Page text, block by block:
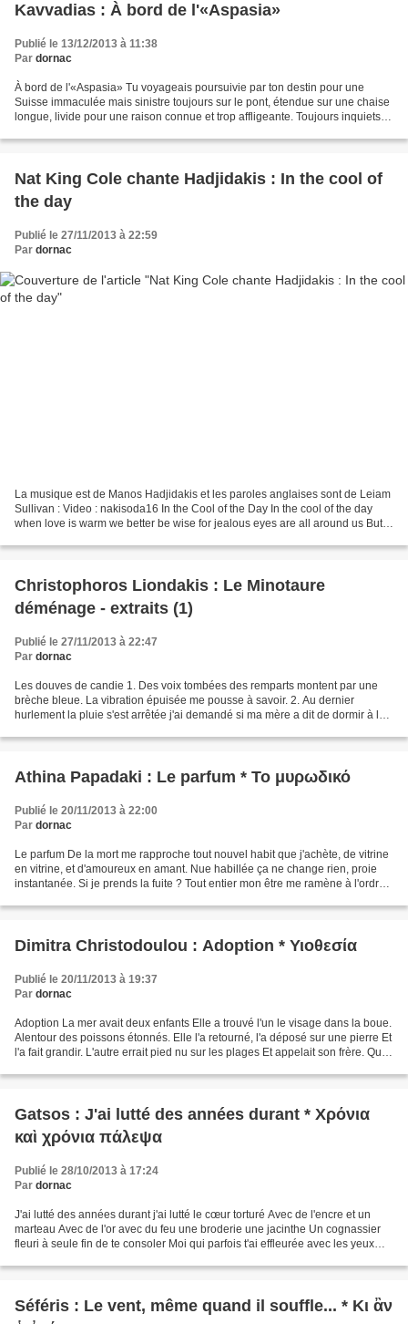
Kavvadias : À bord de l'«Aspasia»
Publié le 13/12/2013 à 11:38
Par dornac
À bord de l'«Aspasia» Tu voyageais poursuivie par ton destin pour une
Suisse immaculée mais sinistre toujours sur le pont, étendue sur une chaise
longue, livide pour une raison connue et trop affligeante. Toujours inquiets,
Nat King Cole chante Hadjidakis : In the cool of
the day
Publié le 27/11/2013 à 22:59
Par dornac
La musique est de Manos Hadjidakis et les paroles anglaises sont de Leiam
Sullivan : Video : nakisoda16 In the Cool of the Day In the cool of the day
when love is warm we better be wise for jealous eyes are all around us But
Christophoros Liondakis : Le Minotaure
déménage - extraits (1)
Publié le 27/11/2013 à 22:47
Par dornac
Les douves de candie 1. Des voix tombées des remparts montent par une
brèche bleue. La vibration épuisée me pousse à savoir. 2. Au dernier
hurlement la pluie s'est arrêtée j'ai demandé si ma mère a dit de dormir à la
Athina Papadaki : Le parfum * Το μυρωδικό
Publié le 20/11/2013 à 22:00
Par dornac
Le parfum De la mort me rapproche tout nouvel habit que j'achète, de vitrine
en vitrine, et d'amoureux en amant. Nue habillée ça ne change rien, proie
instantanée. Si je prends la fuite ? Tout entier mon être me ramène à l'ordre.
Dimitra Christodoulou : Adoption * Υιοθεσία
Publié le 20/11/2013 à 19:37
Par dornac
Adoption La mer avait deux enfants Elle a trouvé l'un le visage dans la boue.
Alentour des poissons étonnés. Elle l'a retourné, l'a déposé sur une pierre Et
l'a fait grandir. L'autre errait pied nu sur les plages Et appelait son frère. Qui
Gatsos : J'ai lutté des années durant * Χρόνια
καὶ χρόνια πάλεψα
Publié le 28/10/2013 à 17:24
Par dornac
J'ai lutté des années durant j'ai lutté le cœur torturé Avec de l'encre et un
marteau Avec de l'or avec du feu une broderie une jacinthe Un cognassier
fleuri à seule fin de te consoler Moi qui parfois t'ai effleurée avec les yeux
Séféris : Le vent, même quand il souffle... * Κι ἂν